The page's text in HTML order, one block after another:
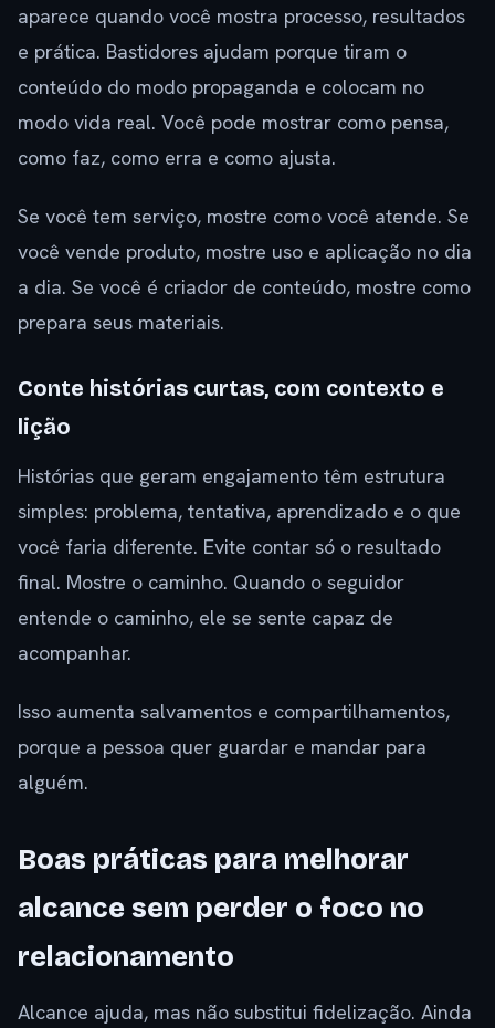
aparece quando você mostra processo, resultados
e prática. Bastidores ajudam porque tiram o
conteúdo do modo propaganda e colocam no
modo vida real. Você pode mostrar como pensa,
como faz, como erra e como ajusta.
Se você tem serviço, mostre como você atende. Se
você vende produto, mostre uso e aplicação no dia
a dia. Se você é criador de conteúdo, mostre como
prepara seus materiais.
Conte histórias curtas, com contexto e
lição
Histórias que geram engajamento têm estrutura
simples: problema, tentativa, aprendizado e o que
você faria diferente. Evite contar só o resultado
final. Mostre o caminho. Quando o seguidor
entende o caminho, ele se sente capaz de
acompanhar.
Isso aumenta salvamentos e compartilhamentos,
porque a pessoa quer guardar e mandar para
alguém.
Boas práticas para melhorar
alcance sem perder o foco no
relacionamento
Alcance ajuda, mas não substitui fidelização. Ainda